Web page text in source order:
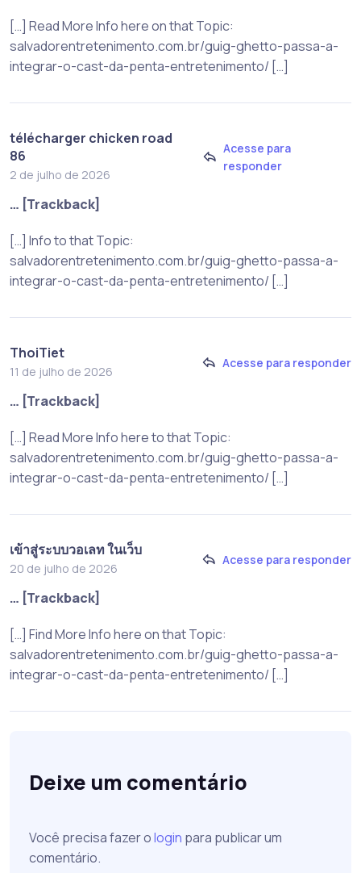
[…] Read More Info here on that Topic:
salvadorentretenimento.com.br/guig-ghetto-passa-a-
integrar-o-cast-da-penta-entretenimento/ […]
télécharger chicken road
86
2 de julho de 2026
Acesse para
responder
… [Trackback]
[…] Info to that Topic:
salvadorentretenimento.com.br/guig-ghetto-passa-a-
integrar-o-cast-da-penta-entretenimento/ […]
ThoiTiet
11 de julho de 2026
Acesse para responder
… [Trackback]
[…] Read More Info here to that Topic:
salvadorentretenimento.com.br/guig-ghetto-passa-a-
integrar-o-cast-da-penta-entretenimento/ […]
เข้าสู่ระบบวอเลท ในเว็บ
20 de julho de 2026
Acesse para responder
… [Trackback]
[…] Find More Info here on that Topic:
salvadorentretenimento.com.br/guig-ghetto-passa-a-
integrar-o-cast-da-penta-entretenimento/ […]
Deixe um comentário
Você precisa fazer ologin para publicar um
comentário.